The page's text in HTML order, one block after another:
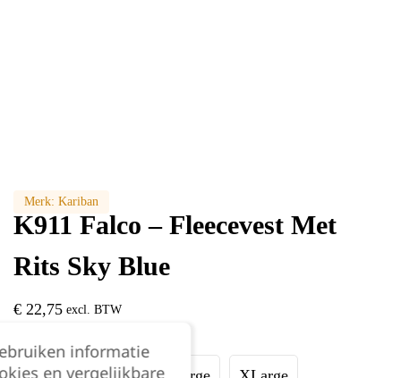
Merk: Kariban
K911 Falco – Fleecevest Met
Rits Sky Blue
€ 22,75 excl. BTW
informatie
en vergelijkbare